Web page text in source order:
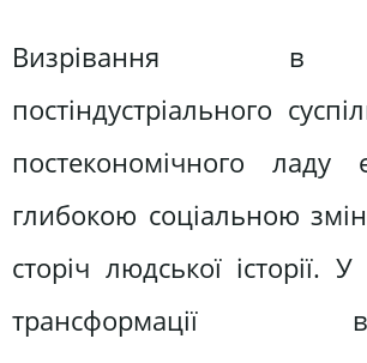
Визрівання в
постіндустріального
постекономічного ладу
глибокою соціальною
сторіч людської історії. У
трансформації